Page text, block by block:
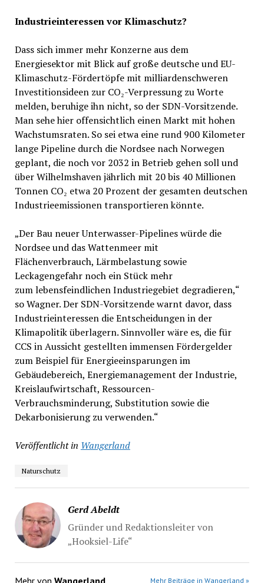
Industrieinteressen vor Klimaschutz?
Dass sich immer mehr Konzerne aus dem
Energiesektor mit Blick auf große deutsche und EU-
Klimaschutz-Fördertöpfe mit milliardenschweren
Investitionsideen zur CO₂-Verpressung zu Worte
melden, beruhige ihn nicht, so der SDN-Vorsitzende.
Man sehe hier offensichtlich einen Markt mit hohen
Wachstumsraten. So sei etwa eine rund 900 Kilometer
lange Pipeline durch die Nordsee nach Norwegen
geplant, die noch vor 2032 in Betrieb gehen soll und
über Wilhelmshaven jährlich mit 20 bis 40 Millionen
Tonnen CO₂ etwa 20 Prozent der gesamten deutschen
Industrieemissionen transportieren könnte.
„Der Bau neuer Unterwasser-Pipelines würde die
Nordsee und das Wattenmeer mit
Flächenverbrauch, Lärmbelastung sowie
Leckagengefahr noch ein Stück mehr
zum lebensfeindlichen Industriegebiet degradieren,“
so Wagner. Der SDN-Vorsitzende warnt davor, dass
Industrieinteressen die Entscheidungen in der
Klimapolitik überlagern. Sinnvoller wäre es, die für
CCS in Aussicht gestellten immensen Fördergelder
zum Beispiel für Energieeinsparungen im
Gebäudebereich, Energiemanagement der Industrie,
Kreislaufwirtschaft, Ressourcen-
Verbrauchsminderung, Substitution sowie die
Dekarbonisierung zu verwenden.“
Veröffentlicht in Wangerland
Naturschutz
Gerd Abeldt
Gründer und Redaktionsleiter von
„Hooksiel-Life“
Mehr von Wangerland Mehr Beiträge in Wangerland »